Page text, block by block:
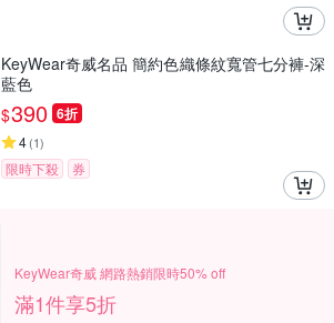
KeyWear奇威名品 簡約色織條紋寬管七分褲-深
藍色
$390 6折
4(1)
限時下殺 券
KeyWear奇威 網路熱銷限時50% off
滿1件享5折